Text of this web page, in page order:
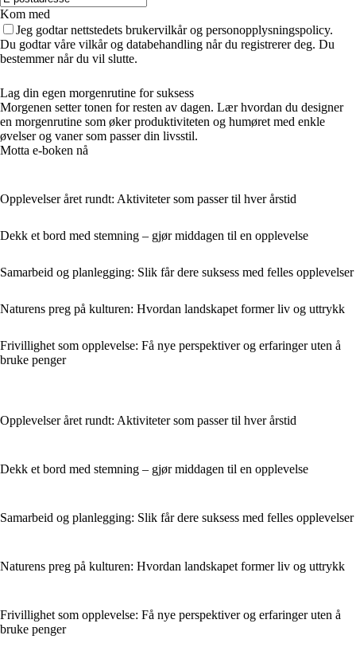
Kom med
Jeg godtar nettstedets brukervilkår og personopplysningspolicy.
Du godtar våre vilkår og databehandling når du registrerer deg. Du
bestemmer når du vil slutte.
Lag din egen morgenrutine for suksess
Morgenen setter tonen for resten av dagen. Lær hvordan du designer
en morgenrutine som øker produktiviteten og humøret med enkle
øvelser og vaner som passer din livsstil.
Motta e-boken nå
Opplevelser året rundt: Aktiviteter som passer til hver årstid
Dekk et bord med stemning – gjør middagen til en opplevelse
Samarbeid og planlegging: Slik får dere suksess med felles opplevelser
Naturens preg på kulturen: Hvordan landskapet former liv og uttrykk
Frivillighet som opplevelse: Få nye perspektiver og erfaringer uten å
bruke penger
Opplevelser året rundt: Aktiviteter som passer til hver årstid
Dekk et bord med stemning – gjør middagen til en opplevelse
Samarbeid og planlegging: Slik får dere suksess med felles opplevelser
Naturens preg på kulturen: Hvordan landskapet former liv og uttrykk
Frivillighet som opplevelse: Få nye perspektiver og erfaringer uten å
bruke penger